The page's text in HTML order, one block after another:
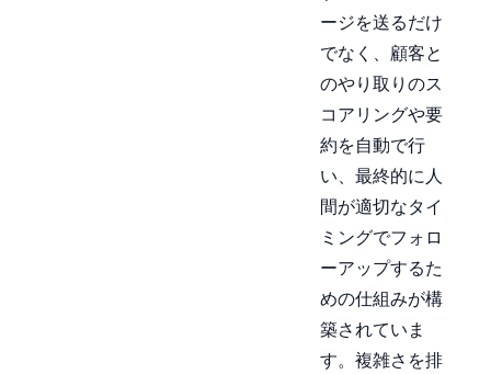
ージを送るだけ
でなく、顧客と
のやり取りのス
コアリングや要
約を自動で行
い、最終的に人
間が適切なタイ
ミングでフォロ
ーアップするた
めの仕組みが構
築されていま
す。複雑さを排